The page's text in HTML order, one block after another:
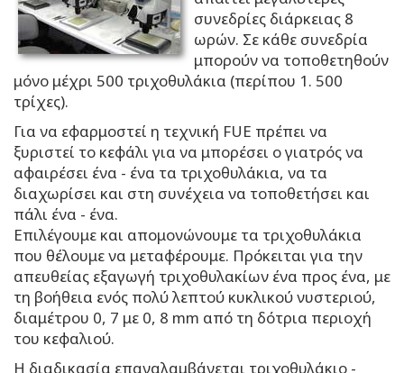
συνεδρίες διάρκειας 8
ωρών. Σε κάθε συνεδρία
μπορούν να τοποθετηθούν
μόνο μέχρι 500 τριχοθυλάκια (περίπου 1. 500
τρίχες).
Για να εφαρμοστεί η τεχνική FUE πρέπει να
ξυριστεί το κεφάλι για να μπορέσει ο γιατρός να
αφαιρέσει ένα - ένα τα τριχοθυλάκια, να τα
διαχωρίσει και στη συνέχεια να τοποθετήσει και
πάλι ένα - ένα.
Επιλέγουμε και απομονώνουμε τα τριχοθυλάκια
που θέλουμε να μεταφέρουμε. Πρόκειται για την
απευθείας εξαγωγή τριχοθυλακίων ένα προς ένα, με
τη βοήθεια ενός πολύ λεπτού κυκλικού νυστεριού,
διαμέτρου 0, 7 με 0, 8 mm από τη δότρια περιοχή
του κεφαλιού.
Η διαδικασία επαναλαμβάνεται τριχοθυλάκιο -